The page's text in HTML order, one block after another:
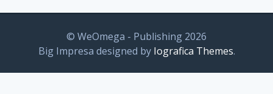
© WeOmega - Publishing 2026
Big Impresa designed by Iografica Themes.